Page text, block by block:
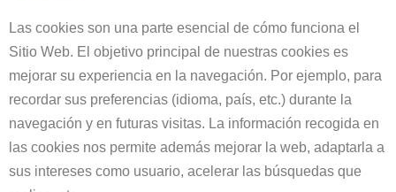
Las cookies son una parte esencial de cómo funciona el
Sitio Web. El objetivo principal de nuestras cookies es
mejorar su experiencia en la navegación. Por ejemplo, para
recordar sus preferencias (idioma, país, etc.) durante la
navegación y en futuras visitas. La información recogida en
las cookies nos permite además mejorar la web, adaptarla a
sus intereses como usuario, acelerar las búsquedas que